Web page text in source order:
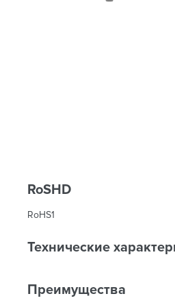
RoSHD
RoHS1
Технические
Преимущества